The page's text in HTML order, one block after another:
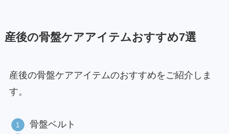
産後の骨盤ケアアイテムおすすめ7選
産後の骨盤ケアアイテムのおすすめをご紹介しま
す。
骨盤ベルト